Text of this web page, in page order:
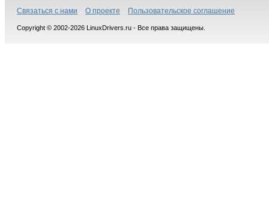
Связаться с нами О проекте Пользовательское соглашение
Copyright © 2002-2026 LinuxDrivers.ru - Все права защищены.